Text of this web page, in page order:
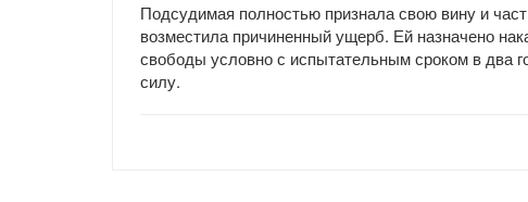
Подсудимая полностью признала свою вину и
возместила причиненный ущерб. Ей назначено
свободы условно с испытательным сроком в два
силу.